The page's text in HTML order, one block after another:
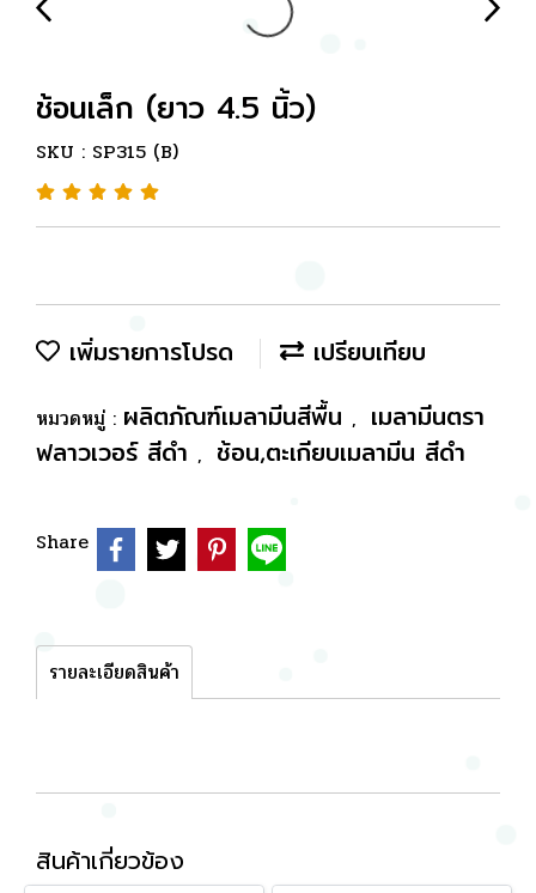
ช้อนเล็ก (ยาว 4.5 นิ้ว)
SKU : SP315 (ฺB)
เพิ่มรายการโปรด เปรียบเทียบ
หมวดหมู่ : ผลิตภัณฑ์เมลามีนสีพื้น , เมลามีนตรา
ฟลาวเวอร์ สีดำ , ช้อน,ตะเกียบเมลามีน สีดำ
Share
รายละเอียดสินค้า
สินค้าเกี่ยวข้อง